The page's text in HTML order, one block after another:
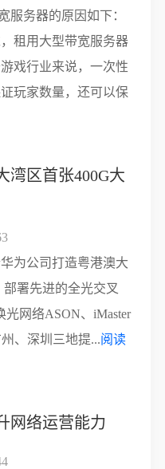
服务器的原因如下：
租用大型带宽服务器
戏行业来说，一次性
玩家数量，还可以保
湾区首张400G大
为公司打造粤港澳大
署先进的全光交叉
网络ASON、iMaster
、深圳三地提...阅读
网络运营能力